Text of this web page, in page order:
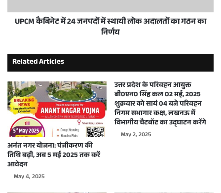
UPCM कैबिनेट में 24 जनपदों में स्थायी लोक अदालतों का गठन का
निर्णय
Related Articles
अनंत नगर योजना: पंजीकरण की
तिथि बढ़ी, अब 5 मई 2025 तक करें
आवेदन
May 4, 2025
उत्तर प्रदेश के परिवहन आयुक्त
बी0एन0 सिंह कल 02 मई, 2025
शुक्रवार को सायं 04 बजे परिवहन
निगम सभागार कक्ष, लखनऊ में
विभागीय चैटबॉट का उद्घाटन करेंगे
May 2, 2025